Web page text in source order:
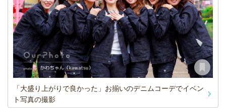
「大盛り上がりで良かった」お揃いのデニムコーデでイベン
ト写真の撮影